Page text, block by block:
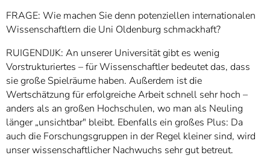
FRAGE: Wie machen Sie denn potenziellen internationalen
Wissenschaftlern die Uni Oldenburg schmackhaft?
RUIGENDIJK: An unserer Universität gibt es wenig
Vorstrukturiertes – für Wissenschaftler bedeutet das, dass
sie große Spielräume haben. Außerdem ist die
Wertschätzung für erfolgreiche Arbeit schnell sehr hoch –
anders als an großen Hochschulen, wo man als Neuling
länger „unsichtbar" bleibt. Ebenfalls ein großes Plus: Da
auch die Forschungsgruppen in der Regel kleiner sind, wird
unser wissenschaftlicher Nachwuchs sehr gut betreut.